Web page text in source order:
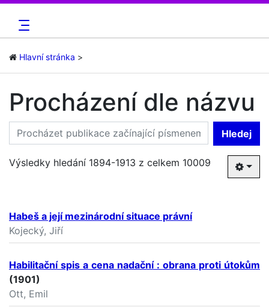
Hlavní stránka
Procházení dle názvu
Hledej
Výsledky hledání 1894-1913 z celkem 10009
Habeš a její mezinárodní situace právní
Kojecký, Jiří
Habilitační spis a cena nadační : obrana proti útokům
(1901)
Ott, Emil